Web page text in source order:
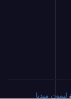
ليمون ميديا